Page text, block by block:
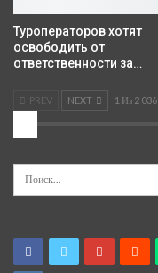
Туроператоров хотят
освободить от
ответственности за…
PREV NEXT 1 Из 2 036